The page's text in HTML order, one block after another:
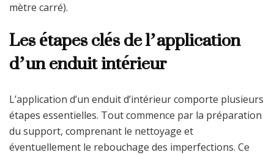
mètre carré).
Les étapes clés de l’application
d’un enduit intérieur
L’application d’un enduit d’intérieur comporte plusieurs
étapes essentielles. Tout commence par la préparation
du support, comprenant le nettoyage et
éventuellement le rebouchage des imperfections. Ce